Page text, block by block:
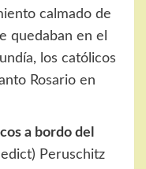
calmado de
quedaban en el
los católicos
Rosario en
a bordo del
Peruschitz